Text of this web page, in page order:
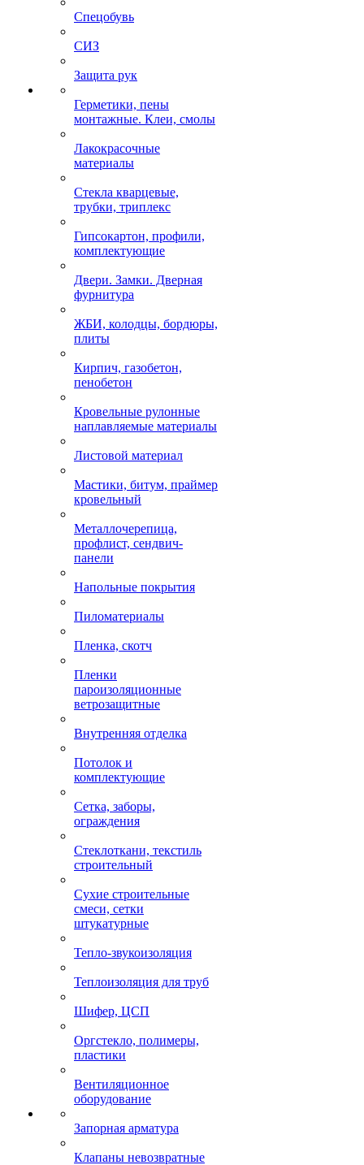
Спецобувь
СИЗ
Защита рук
Герметики, пены
монтажные. Клеи, смолы
Лакокрасочные
материалы
Стекла кварцевые,
трубки, триплекс
Гипсокартон, профили,
комплектующие
Двери. Замки. Дверная
фурнитура
ЖБИ, колодцы, бордюры,
плиты
Кирпич, газобетон,
пенобетон
Кровельные рулонные
наплавляемые материалы
Листовой материал
Мастики, битум, праймер
кровельный
Металлочерепица,
профлист, сендвич-
панели
Напольные покрытия
Пиломатериалы
Пленка, скотч
Пленки
пароизоляционные
ветрозащитные
Внутренняя отделка
Потолок и
комплектующие
Сетка, заборы,
ограждения
Стеклоткани, текстиль
строительный
Сухие строительные
смеси, сетки
штукатурные
Тепло-звукоизоляция
Теплоизоляция для труб
Шифер, ЦСП
Оргстекло, полимеры,
пластики
Вентиляционное
оборудование
Запорная арматура
Клапаны невозвратные